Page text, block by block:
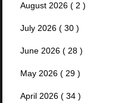
August 2026 ( 2 )
July 2026 ( 30 )
June 2026 ( 28 )
May 2026 ( 29 )
April 2026 ( 34 )